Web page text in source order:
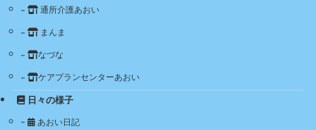
通所介護あおい
まんま
なづな
ケアプランセンターあおい
日々の様子
あおい日記